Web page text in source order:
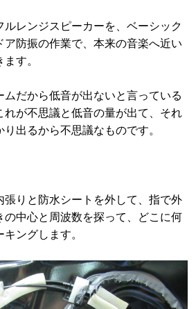
ルレンジスピーカーを、ベーシック
ア防振の作業で、本来の音楽へ近い
す。
ムだから低音が出ないと言っている
れが不思議と低音の量が出て、それ
出るから不思議なものです。
張りと防水シートを外して、指で外
の中心と周波数を探って、どこに何
ングします。